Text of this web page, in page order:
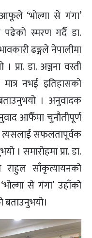
‘भोल्गा से गंगा’
पढेको स्मरण गर्दै डा.
ढङ्गले नेपालीमा
प्रा. डा. अञ्जना वस्ती
मात्र नभई इतिहासको
। अनुवादक
आफैँमा चुनौतीपूर्ण
सफलतापूर्वक
। समारोहमा प्रा. डा.
राहुल साँकृत्यायनको
से गंगा’ उहाँको